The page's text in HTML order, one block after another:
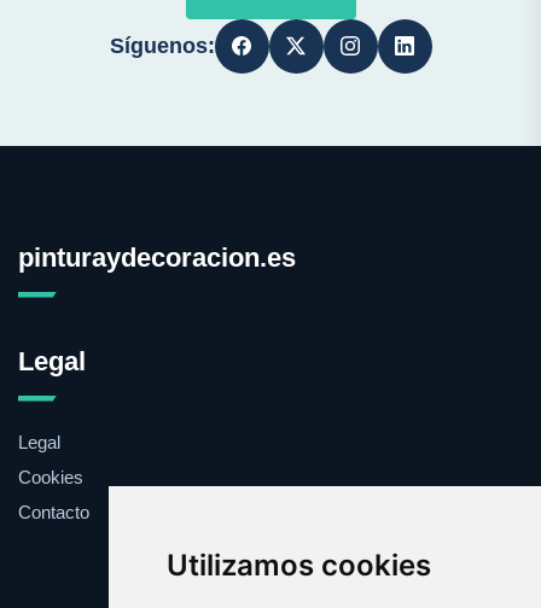
Utilizamos cookies
Síguenos:
pinturaydecoracion.es
Legal
Legal
Cookies
Contacto